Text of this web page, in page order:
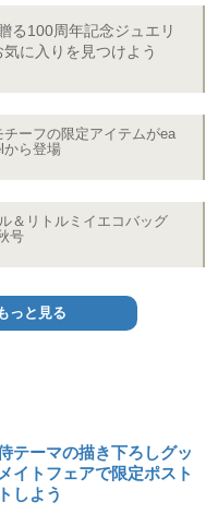
る100周年記念ジュエリ
に入りを見つけよう
チーフの限定アイテムがea
から登場
＆リトルミイエコバッグ
号
っと見る
テーマの描き下ろしグッ
イトフェアで限定ポスト
しよう